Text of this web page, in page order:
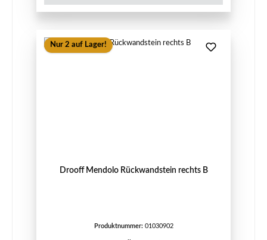
Nur 2 auf Lager!
Drooff Mendolo Rückwandstein rechts B
Produktnummer: 01030902